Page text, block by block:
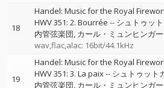
18
Handel: Music for the Royal
HWV 351: 2. Bourrée -- シュトゥッ
内管弦楽団 カール・ミュンヒンガー
wav,flac,alac: 16bit/44.1kHz
19
Handel: Music for the Royal
HWV 351: 3. La paix-- シュトゥット
内管弦楽団 カール・ミュンヒンガー